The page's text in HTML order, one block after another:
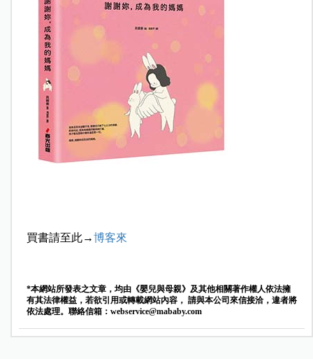
買書請至此→博客來
*本網站所發表之文章，均由《嬰兒與母親》及其他相關著作權人依法擁
有其法律權益，若欲引用或轉載網站內容， 請與本公司來信接洽，違者將
依法處理。聯絡信箱： webservice@mababy.com